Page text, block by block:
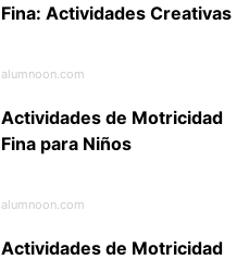
Fina: Actividades Creativas
alumnoon.com
Actividades de Motricidad
Fina para Niños
alumnoon.com
Actividades de Motricidad